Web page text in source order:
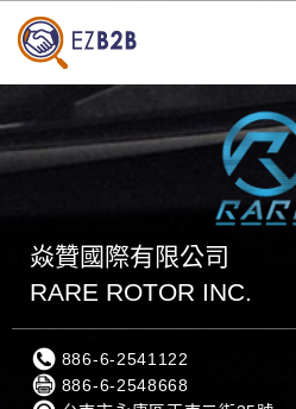
焱贊國際有限公司
RARE ROTOR INC.
886-6-2541122
886-6-2548668